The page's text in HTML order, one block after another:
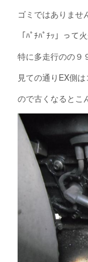
ゴミではありませ
「ﾊﾟﾁﾊﾟﾁｯ」って
特に多走行のの９
見ての通りEX側
ので古くなるとこ